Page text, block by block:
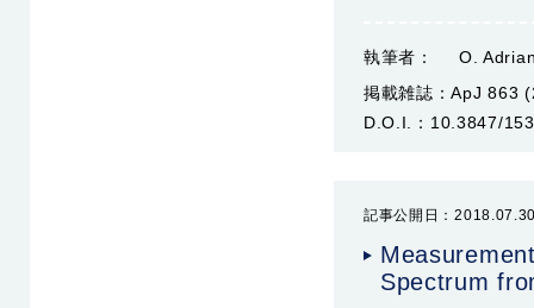
執筆者：
O.
掲載雑誌：ApJ 863
D.O.I.： 10.3847/
記事公開日：
Spectrum